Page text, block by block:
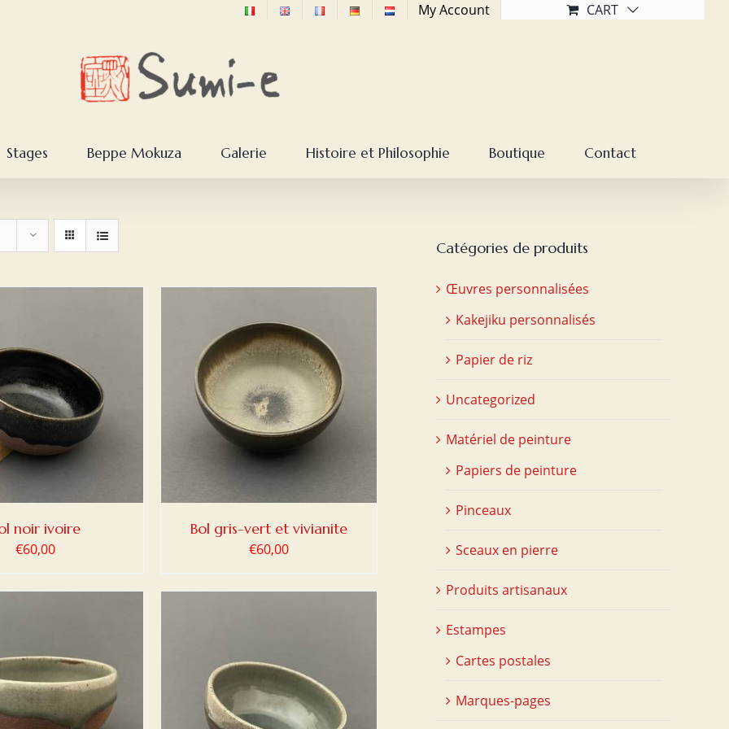
My Account CART
Stages Beppe Mokuza Galerie Histoire et Philosophie Boutique Contact
noir ivoire
€60,00
AU PANIER DETAILS
Bol gris-vert et vivianite
€60,00
AU PANIER DETAILS
Catégories de produits
Œuvres personnalisées
Kakejiku personnalisés
Papier de riz
Uncategorized
Matériel de peinture
Papiers de peinture
Pinceaux
Sceaux en pierre
Produits artisanaux
Estampes
Cartes postales
Marques-pages